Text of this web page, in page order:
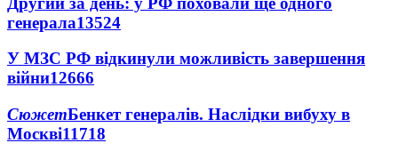
генерала13524
У МЗС РФ відкинули можливість завершення
війни12666
СюжетБенкет генералів. Наслідки вибуху в
Москві11718